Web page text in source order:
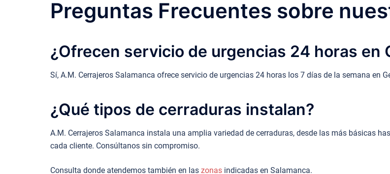
Preguntas Frecuentes sobre
¿Ofrecen servicio de urgencias 24 horas en
Sí, A.M. Cerrajeros Salamanca ofrece servicio de urgencias 24 horas los 7 días de la semana en
¿Qué tipos de cerraduras instalan?
A.M. Cerrajeros Salamanca instala una amplia variedad de cerraduras, desde las más básicas
cada cliente. Consúltanos sin compromiso.
Consulta donde atendemos también en las zonas indicadas en Salamanca.